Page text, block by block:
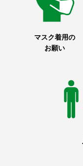
マスク着用の
お願い